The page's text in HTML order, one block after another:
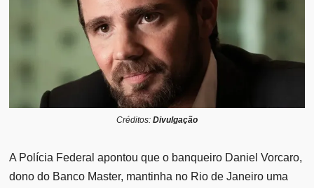
Créditos: Divulgação
A Polícia Federal apontou que o banqueiro Daniel Vorcaro,
dono do Banco Master, mantinha no Rio de Janeiro uma